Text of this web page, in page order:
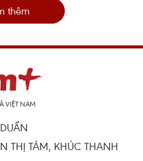
thêm
VIỆT NAM
THỊ TÁM, KHÚC THANH